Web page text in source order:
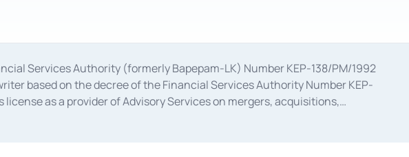
Services Authority (formerly Bapepam-LK) Number KEP-138/PM/1992
based on the decree of the Financial Services Authority Number KEP-
license as a provider of Advisory Services on mergers, acquisitions,
2014 dated February 28, 2014, a business license as a provider of